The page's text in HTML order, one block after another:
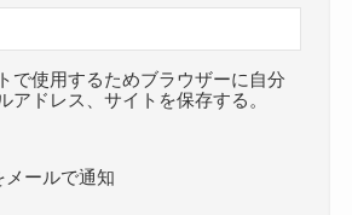
で使用するためブラウザーに自分
アドレス、サイトを保存する。
メールで通知